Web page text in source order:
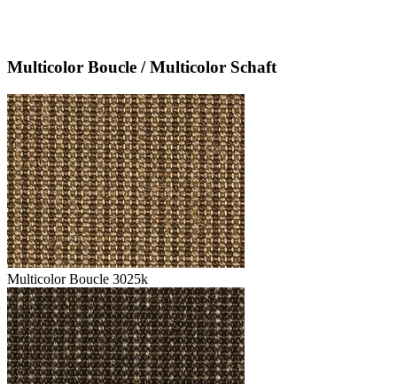
Multicolor Boucle / Multicolor Schaft
Multicolor Boucle 3025k